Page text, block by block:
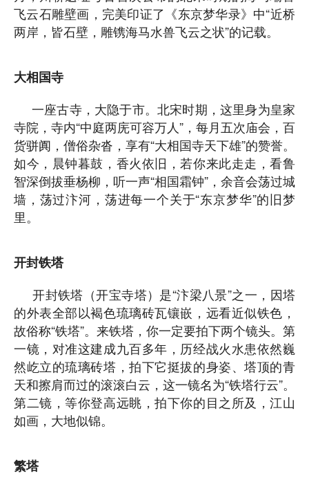
飞云石雕壁画，完美印证了《东京梦华录》中“近桥
两岸，皆石壁，雕镌海马水兽飞云之状”的记载。
大相国寺
一座古寺，大隐于市。北宋时期，这里身为皇家
寺院，寺内“中庭两庑可容万人”，每月五次庙会，百
货骈阗，僧俗杂沓，享有“大相国寺天下雄”的赞誉。
如今，晨钟暮鼓，香火依旧，若你来此走走，看鲁
智深倒拔垂杨柳，听一声“相国霜钟”，余音会荡过城
墙，荡过汴河，荡进每一个关于“东京梦华”的旧梦
里。
开封铁塔
开封铁塔（开宝寺塔）是“汴梁八景”之一，因塔
的外表全部以褐色琉璃砖瓦镶嵌，远看近似铁色，
故俗称“铁塔”。来铁塔，你一定要拍下两个镜头。第
一镜，对准这建成九百多年，历经战火水患依然巍
然屹立的琉璃砖塔，拍下它挺拔的身姿、塔顶的青
天和擦肩而过的滚滚白云，这一镜名为“铁塔行云”。
第二镜，等你登高远眺，拍下你的目之所及，江山
如画，大地似锦。
繁塔